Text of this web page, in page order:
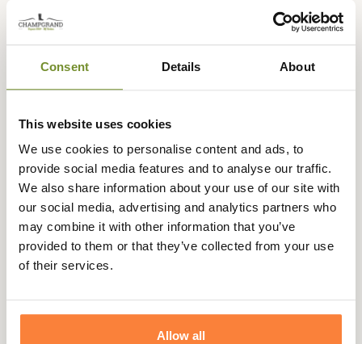
Consent Details About
This website uses cookies
We use cookies to personalise content and ads, to
provide social media features and to analyse our traffic.
We also share information about your use of our site with
our social media, advertising and analytics partners who
may combine it with other information that you’ve
provided to them or that they’ve collected from your use
of their services.
Allow all
atténuant votre odeur et profiterez d'une meilleure
hygiène de votre veste Härkila en évitant la prolifération
écoresponsable renforçant les
salissures.
La veste Metso Winter pour femme s'adapte en fonction
des aléas climatiques que vous affronterez avec
sa capuche amovible. Pour vous protéger du vent froid,
la veste propose unecoupe longuepour protéger le bas
de votre dos. Le bout des manches a des
cordon de serrage offre maintien et ajustement au